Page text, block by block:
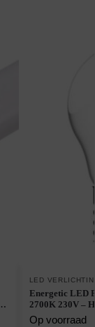
LED
Energetic LED
2700K 230V –
Op voorraad